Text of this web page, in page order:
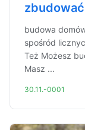
budowa
spośród
Też Możesz
Masz ...
30.11.-0001